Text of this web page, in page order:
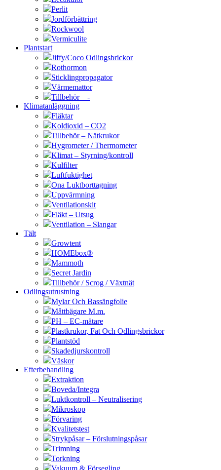
Perlit
Jordförbättring
Rockwool
Vermiculite
Plantstart
Jiffy/Coco Odlingsbrickor
Rothormon
Sticklingpropagator
Värmemattor
Tillbehör—-
Klimatanläggning
Fläktar
Koldioxid – CO2
Tillbehör – Nätkrukor
Hygrometer / Thermometer
Klimat – Styrning/kontroll
Kulfilter
Luftfuktighet
Ona Luktborttagning
Uppvärmning
Ventilationskit
Fläkt – Utsug
Ventilation – Slangar
Tält
Growtent
HOMEbox®
Mammoth
Secret Jardin
Tillbehör / Scrog / Växtnät
Odlingsutrustning
Mylar Och Bassängfolie
Måttbägare M.m.
PH – EC-mätare
Plastkrukor, Fat Och Odlingsbrickor
Plantstöd
Skadedjurskontroll
Väskor
Efterbehandling
Extraktion
Boveda/Integra
Luktkontroll – Neutralisering
Mikroskop
Förvaring
Kvalitetstest
Strykpåsar – Förslutningspåsar
Trimning
Torkning
Vakuum & Försegling